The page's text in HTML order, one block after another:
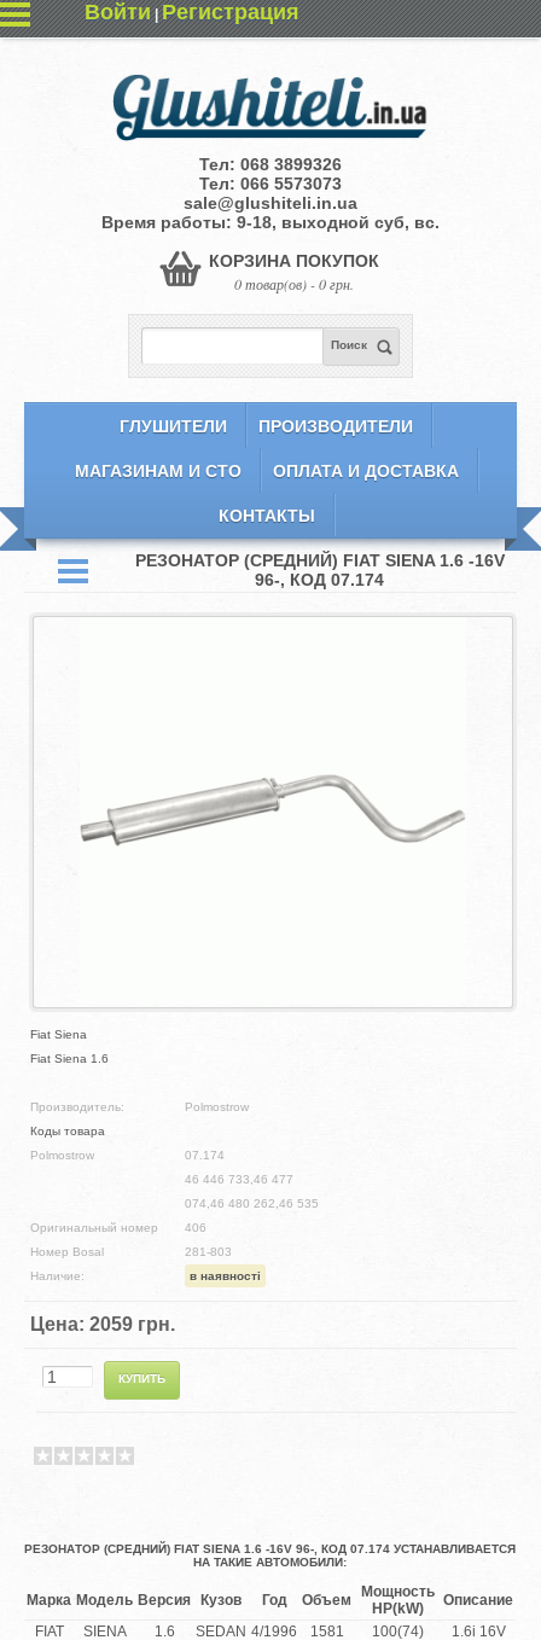
Войти|Регистрация
Тел: 068 3899326
Тел: 066 5573073
sale@glushiteli.in.ua
Время работы: 9-18, выходной суб, вс.
КОРЗИНА ПОКУПОК
0 товар(ов) - 0 грн.
Поиск
ГЛУШИТЕЛИ ПРОИЗВОДИТЕЛИ
МАГАЗИНАМ И СТО ОПЛАТА И ДОСТАВКА
КОНТАКТЫ
РЕЗОНАТОР (СРЕДНИЙ) FIAT SIENA 1.6 -16V
96-, КОД 07.174
Fiat Siena
Fiat Siena 1.6
Производитель:
Polmostrow
Коды товара
Polmostrow
07.174
Оригинальный номер
46 446 733,46 477
074,46 480 262,46 535
406
Номер Bosal
281-803
Наличие:
в наявності
Цена:2059 грн.
РЕЗОНАТОР (СРЕДНИЙ) FIAT SIENA 1.6 -16V 96-, КОД 07.174 УСТАНАВЛИВАЕТСЯ
НА ТАКИЕ АВТОМОБИЛИ:
Марка Модель Версия Кузов Год Объем
Мощность
HP(kW)
Описание
FIAT
SIENA 1.6 SEDAN 4/1996 1581 100(74) 1.6i 16V